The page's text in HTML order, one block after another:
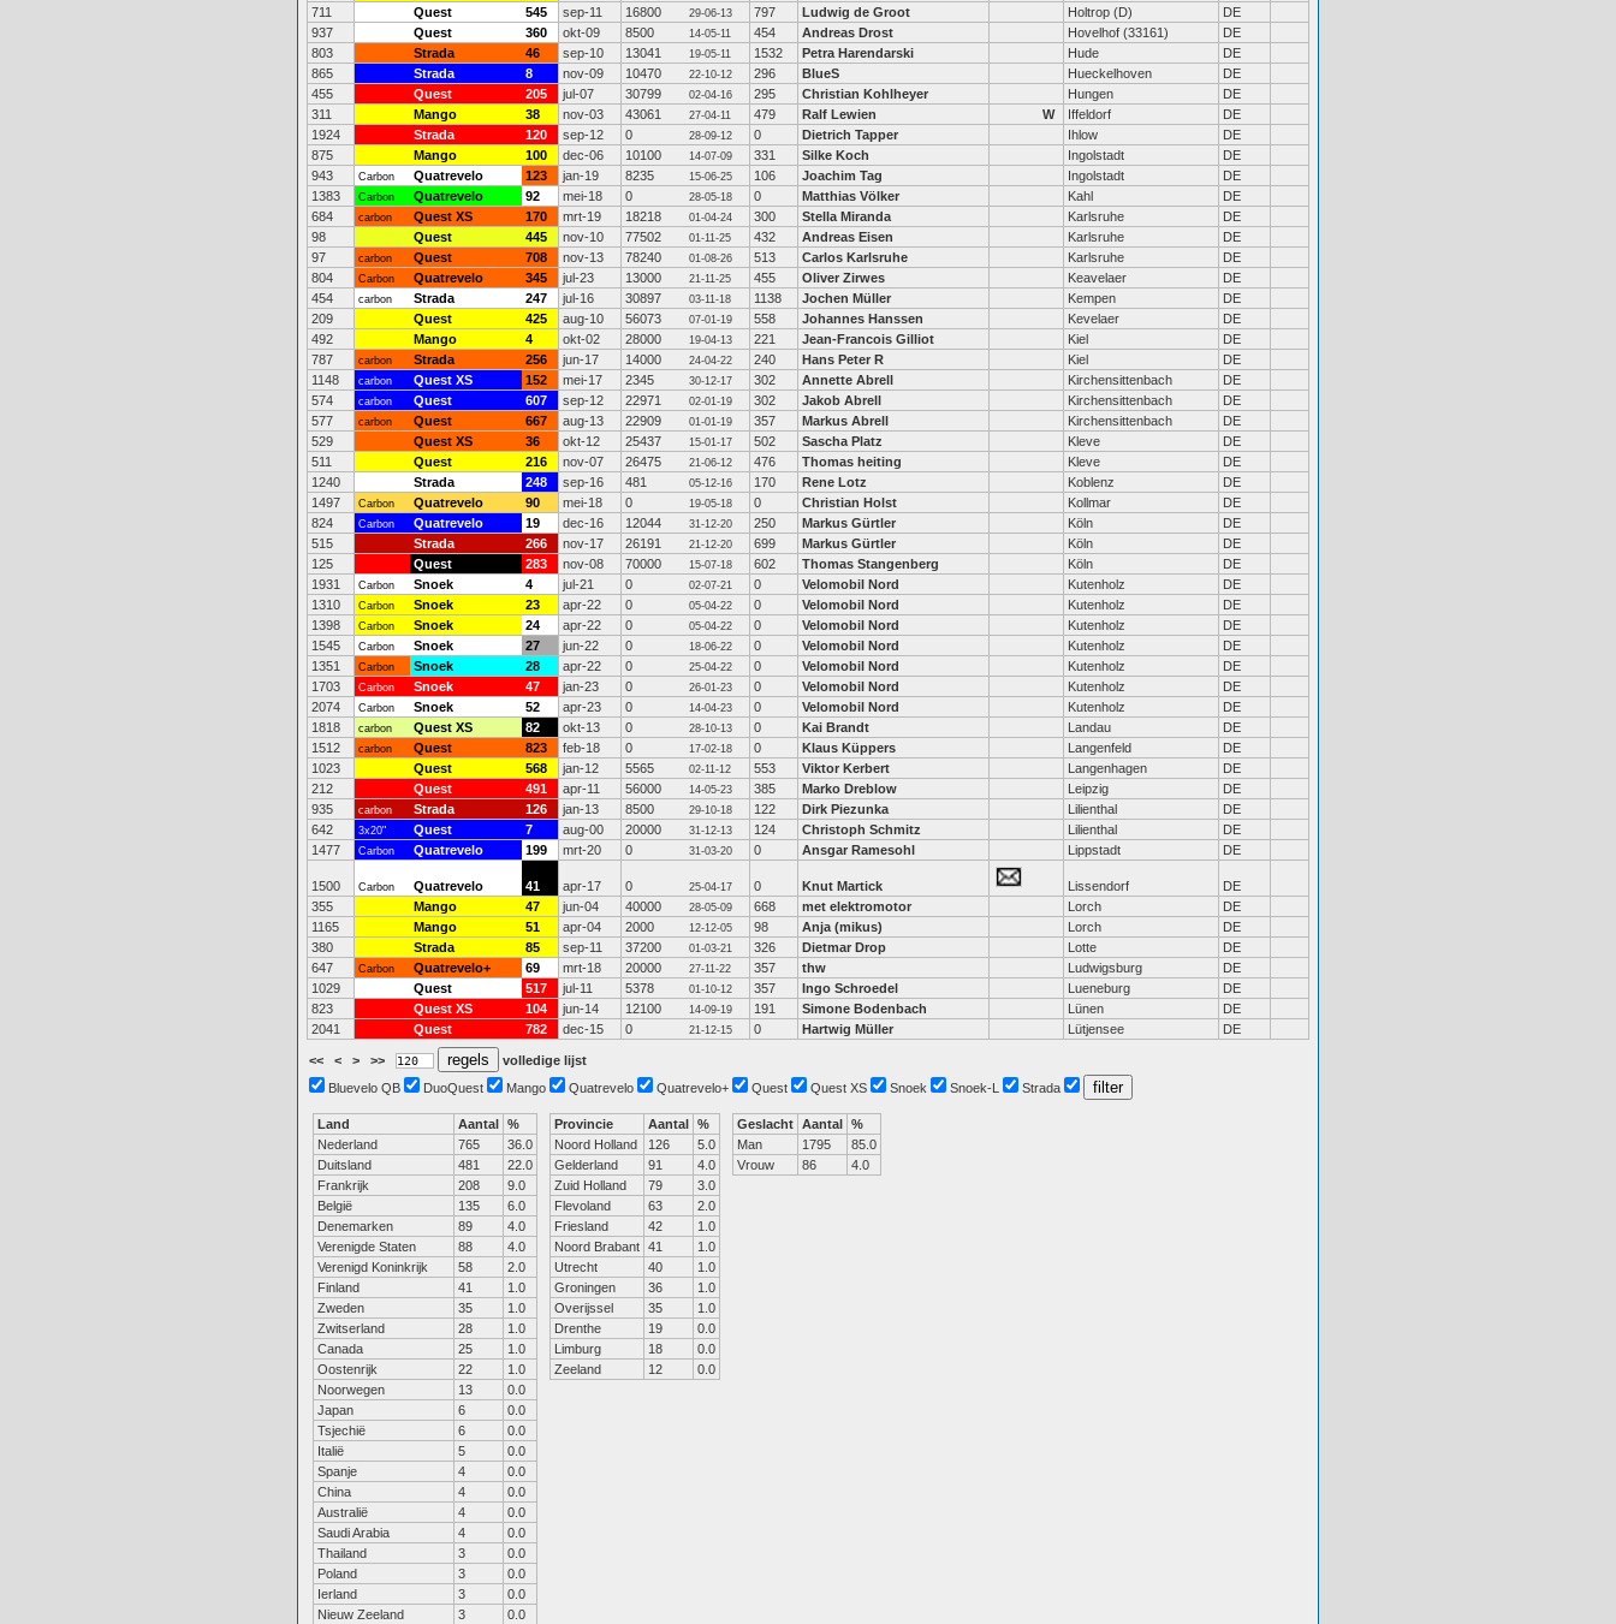
711
Quest 545 sep-11 16800 29-06-13 797 Ludwig de Groot Holtrop (D)
DE
937
Quest 360 okt-09 8500 14-05-11 454 Andreas Drost Hovelhof (33161)
DE
803
Strada 46 sep-10 13041 19-05-11 1532 Petra Harendarski Hude
DE
865
Strada 8 nov-09 10470 22-10-12 296 BlueS Hueckelhoven
DE
455
Quest 205 jul-07 30799 02-04-16 295 Christian Kohlheyer Hungen
DE
311
Mango 38 nov-03 43061 27-04-11 479 Ralf Lewien W Iffeldorf
DE
1924
Strada 120 sep-12 0 28-09-12 0 Dietrich Tapper Ihlow
DE
875
Mango 100 dec-06 10100 14-07-09 331 Silke Koch Ingolstadt
DE
943
Carbon Quatrevelo 123 jan-19 8235 15-06-25 106 Joachim Tag Ingolstadt
DE
1383
Carbon Quatrevelo 92 mei-18 0 28-05-18 0 Matthias Völker Kahl
DE
684
carbon Quest XS 170 mrt-19 18218 01-04-24 300 Stella Miranda Karlsruhe
DE
98
Quest 445 nov-10 77502 01-11-25 432 Andreas Eisen Karlsruhe
DE
97
carbon Quest 708 nov-13 78240 01-08-26 513 Carlos Karlsruhe Karlsruhe
DE
804
Carbon Quatrevelo 345 jul-23 13000 21-11-25 455 Oliver Zirwes Keavelaer
DE
454
carbon Strada 247 jul-16 30897 03-11-18 1138 Jochen Müller Kempen
DE
209
Quest 425 aug-10 56073 07-01-19 558 Johannes Hanssen Kevelaer
DE
492
Mango 4 okt-02 28000 19-04-13 221 Jean-Francois Gilliot Kiel
DE
787
carbon Strada 256 jun-17 14000 24-04-22 240 Hans Peter R Kiel
DE
1148
carbon Quest XS 152 mei-17 2345 30-12-17 302 Annette Abrell Kirchensittenbach
DE
574
carbon Quest 607 sep-12 22971 02-01-19 302 Jakob Abrell Kirchensittenbach
DE
577
carbon Quest 667 aug-13 22909 01-01-19 357 Markus Abrell Kirchensittenbach
DE
529
Quest XS 36 okt-12 25437 15-01-17 502 Sascha Platz Kleve
DE
511
Quest 216 nov-07 26475 21-06-12 476 Thomas heiting Kleve
DE
1240
Strada 248 sep-16 481 05-12-16 170 Rene Lotz Koblenz
DE
1497
Carbon Quatrevelo 90 mei-18 0 19-05-18 0 Christian Holst Kollmar
DE
824
Carbon Quatrevelo 19 dec-16 12044 31-12-20 250 Markus Gürtler Köln
DE
515
Strada 266 nov-17 26191 21-12-20 699 Markus Gürtler Köln
DE
125
Quest 283 nov-08 70000 15-07-18 602 Thomas Stangenberg Köln
DE
1931
Carbon Snoek 4 jul-21 0 02-07-21 0 Velomobil Nord Kutenholz
DE
1310
Carbon Snoek 23 apr-22 0 05-04-22 0 Velomobil Nord Kutenholz
DE
1398
Carbon Snoek 24 apr-22 0 05-04-22 0 Velomobil Nord Kutenholz
DE
1545
Carbon Snoek 27 jun-22 0 18-06-22 0 Velomobil Nord Kutenholz
DE
1351
Carbon Snoek 28 apr-22 0 25-04-22 0 Velomobil Nord Kutenholz
DE
1703
Carbon Snoek 47 jan-23 0 26-01-23 0 Velomobil Nord Kutenholz
DE
2074
Carbon Snoek 52 apr-23 0 14-04-23 0 Velomobil Nord Kutenholz
DE
1818
carbon Quest XS 82 okt-13 0 28-10-13 0 Kai Brandt Landau
DE
1512
carbon Quest 823 feb-18 0 17-02-18 0 Klaus Küppers Langenfeld
DE
1023
Quest 568 jan-12 5565 02-11-12 553 Viktor Kerbert Langenhagen
DE
212
Quest 491 apr-11 56000 14-05-23 385 Marko Dreblow Leipzig
DE
935
carbon Strada 126 jan-13 8500 29-10-18 122 Dirk Piezunka Lilienthal
DE
642
3x20" Quest 7 aug-00 20000 31-12-13 124 Christoph Schmitz Lilienthal
DE
1477
Carbon Quatrevelo 199 mrt-20 0 31-03-20 0 Ansgar Ramesohl Lippstadt DE
1500 Carbon Quatrevelo 41 apr-17 0 25-04-17 0 Knut Martick Lissendorf
DE
355
Mango 47 jun-04 40000 28-05-09 668 met elektromotor Lorch
DE
1165
Mango 51 apr-04 2000 12-12-05 98 Anja (mikus) Lorch
DE
380
Strada 85 sep-11 37200 01-03-21 326 Dietmar Drop Lotte
DE
647
Carbon Quatrevelo+ 69 mrt-18 20000 27-11-22 357 thw Ludwigsburg
DE
1029
Quest 517 jul-11 5378 01-10-12 357 Ingo Schroedel Lueneburg
DE
823
Quest XS 104 jun-14 12100 14-09-19 191 Simone Bodenbach Lünen
DE
2041
Quest 782 dec-15 0 21-12-15 0 Hartwig Müller Lütjensee DE
<< < > >>
volledige lijst
Bluevelo QB
DuoQuest Mango Quatrevelo Quatrevelo+ Quest Quest XS Snoek Snoek-L Strada
Land Aantal %
Nederland
765
36.0
Duitsland
481
22.0
Frankrijk
208
9.0
België
135
6.0
Denemarken
89
4.0
Verenigde Staten
88
4.0
Verenigd Koninkrijk
58
2.0
Finland
41
1.0
Zweden
35
1.0
Zwitserland
28
1.0
Canada
25
1.0
Oostenrijk
22
1.0
Noorwegen
13
0.0
Japan
6
0.0
Tsjechië
6
0.0
Italië
5
0.0
Spanje
4
0.0
China
4
0.0
Australië
4
0.0
Saudi Arabia
4
0.0
Thailand
3
0.0
Poland
3
0.0
Ierland
3
0.0
Nieuw Zeeland
3 0.0
Provincie Aantal %
Noord Holland
126
5.0
Gelderland
91
4.0
Zuid Holland
79
3.0
Flevoland
63
2.0
Friesland
42
1.0
Noord Brabant 41
1.0
Utrecht
40
1.0
Groningen
36
1.0
Overijssel
35
1.0
Drenthe
19
0.0
Limburg
18
0.0
Zeeland
12 0.0
Geslacht Aantal %
Man
1795
85.0
Vrouw
86 4.0